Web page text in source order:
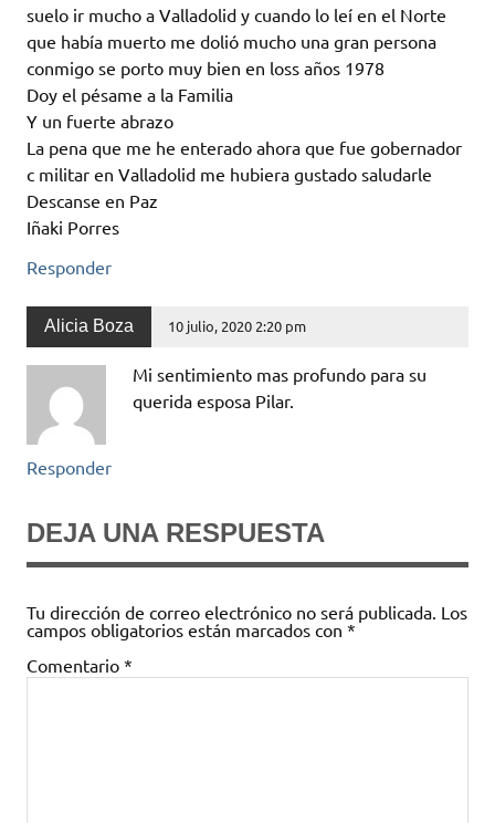
suelo ir mucho a Valladolid y cuando lo leí en el Norte
que había muerto me dolió mucho una gran persona
conmigo se porto muy bien en loss años 1978
Doy el pésame a la Familia
Y un fuerte abrazo
La pena que me he enterado ahora que fue gobernador
c militar en Valladolid me hubiera gustado saludarle
Descanse en Paz
Iñaki Porres
Responder
Alicia Boza 10 julio, 2020 2:20 pm
Mi sentimiento mas profundo para su
querida esposa Pilar.
Responder
DEJA UNA RESPUESTA
Tu dirección de correo electrónico no será publicada. Los
campos obligatorios están marcados con *
Comentario *